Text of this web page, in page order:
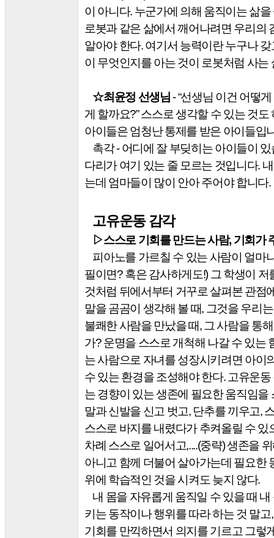
이 아니다. 누군가에 의해 움직이는 삶
로봇과 같은 삶에서 깨어나려면 우리의
알아야 한다.여기서 능력이란 누구나
이 무엇인지를 아는 것이 로봇처럼 사
☆최윤정 선생님 - “선생님 이건 어떻게
게 할까요?”스스로 생각할 수 있는 것
아이들은 엄청난 통제를 받은 아이들입
촉각-어디에 잘 부딪히는 아이들이
다리가 여기 있는 줄 모르는 것입니다.
는데 엄마들이 많이 안아 주어야 합니다.
고유운동 감각
▷스스로 기회를 만드는 사람, 기회가
피아노를 가르칠 수 있는 사람이 얼마
필이면?혹은 감사하게도!) 그 학생이 저
것처럼 뒤에서부터 거꾸로 살펴본 관점
말을 곰곰이 생각해 볼 때, 그것을 우리
불쾌한 사람을 만났을 때, 그 사람을 통
가?운명을 스스로 개척해 나갈 수 있는
는 사람으로 자녀를 성장시키려면 아이
수 있는 환경을 조성해야 한다. 고유운
는 경향이 있는 생존에 필요한 움직임
말과 신발을 신고 벗고, 단추를 끼우고,
스스로 바지를 내렸다가 추켜올릴 수 있
차례 스스로 일어서고,....(중략)생존을
아니고 함께 더불어 살아가는데 필요한
위에 학습적인 것을 시켜도 늦지 않다.
내 몸을 자유롭게 움직일 수 있을 때
키는 동작이나 행위를 따라 하는 것 말고
기회를 만끽하면서 의지를 기르고 그렇